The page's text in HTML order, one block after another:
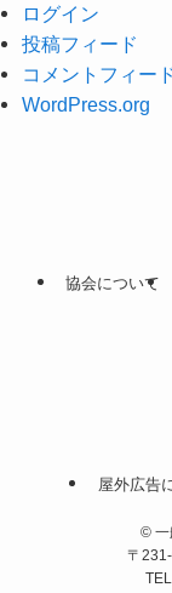
ログイン
投稿フィード
コメントフィー
WordPress.org
協会について
屋外広告
©
〒